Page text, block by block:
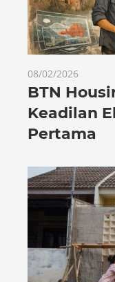
08/02/2026
BTN
Keadilan
Pertama